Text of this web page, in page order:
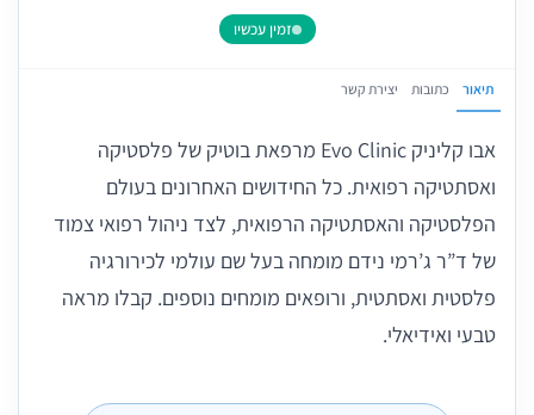
זמין עכשיו
תיאור כתובות יצירת קשר
אבו קליניק Evo Clinic מרפאת בוטיק של פלסטיקה
ואסתטיקה רפואית. כל החידושים האחרונים בעולם
הפלסטיקה והאסתטיקה הרפואית, לצד ניהול רפואי צמוד
של ד”ר ג’רמי נידם מומחה בעל שם עולמי לכירורגיה
פלסטית ואסתטית, ורופאים מומחים נוספים. קבלו מראה
טבעי ואידיאלי.